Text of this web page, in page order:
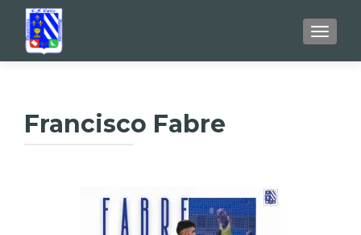
Francisco Fabre